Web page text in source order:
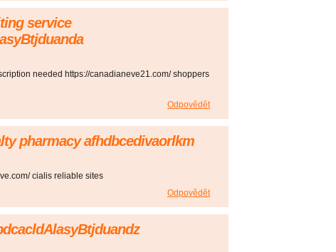
service
needed https://canadianeve21.com/ shoppers
Odpovědět
pharmacy afhdbcedivaorlkm
cialis reliable sites
Odpovědět